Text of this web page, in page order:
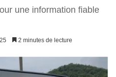
une information fiable
2 minutes de lecture